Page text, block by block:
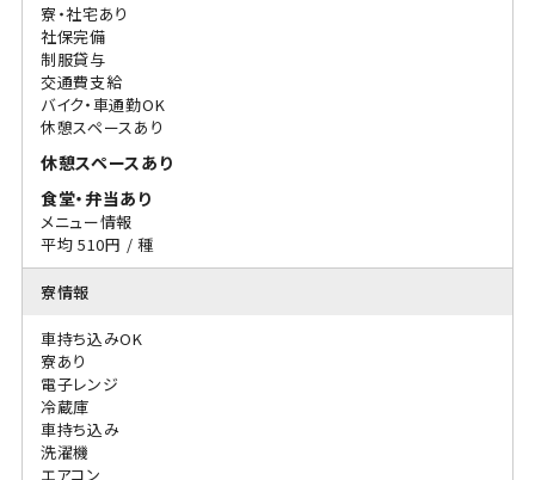
寮・社宅あり
社保完備
制服貸与
交通費支給
バイク・車通勤OK
休憩スペースあり
休憩スペースあり
食堂・弁当あり
メニュー情報
平均 510円 / 種
寮情報
車持ち込みOK
寮あり
電子レンジ
冷蔵庫
車持ち込み
洗濯機
エアコン